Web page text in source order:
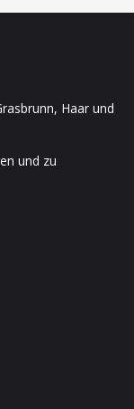
Haar und
und zu